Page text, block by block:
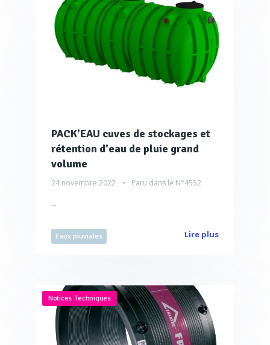
PACK'EAU cuves de stockages et
rétention d'eau de pluie grand
volume
24 novembre 2022 Paru dans le N°4552
...
Eaux pluviales Lire plus
Notices Techniques